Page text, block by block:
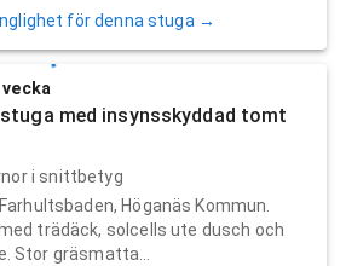
för denna stuga →
vecka
med insynsskyddad tomt
i snittbetyg
Höganäs Kommun.
trädäck, solcells ute dusch och
Stor gräsmatta...